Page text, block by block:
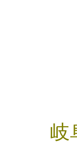
岐